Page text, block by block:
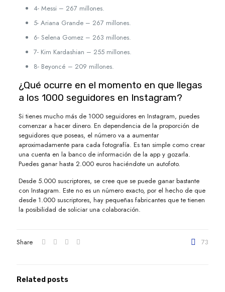
4- Messi – 267 millones.
5- Ariana Grande – 267 millones.
6- Selena Gomez – 263 millones.
7- Kim Kardashian – 255 millones.
8- Beyoncé – 209 millones.
¿Qué ocurre en el momento en que llegas
a los 1000 seguidores en Instagram?
Si tienes mucho más de 1000 seguidores en Instagram, puedes
comenzar a hacer dinero. En dependencia de la proporción de
seguidores que poseas, el número va a aumentar
aproximadamente para cada fotografía. Es tan simple como crear
una cuenta en la banco de información de la app y gozarla.
Puedes ganar hasta 2.000 euros haciéndote un autofoto.
Desde 5.000 suscriptores, se cree que se puede ganar bastante
con Instagram. Este no es un número exacto, por el hecho de que
desde 1.000 suscriptores, hay pequeñas fabricantes que te tienen
la posibilidad de soliciar una colaboración.
Share 73
Related posts